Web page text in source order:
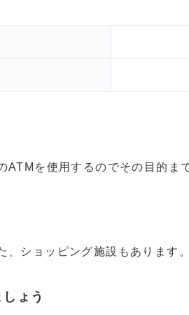
を使用するのでその目的ま
、ショッピング施設もあります
ょう